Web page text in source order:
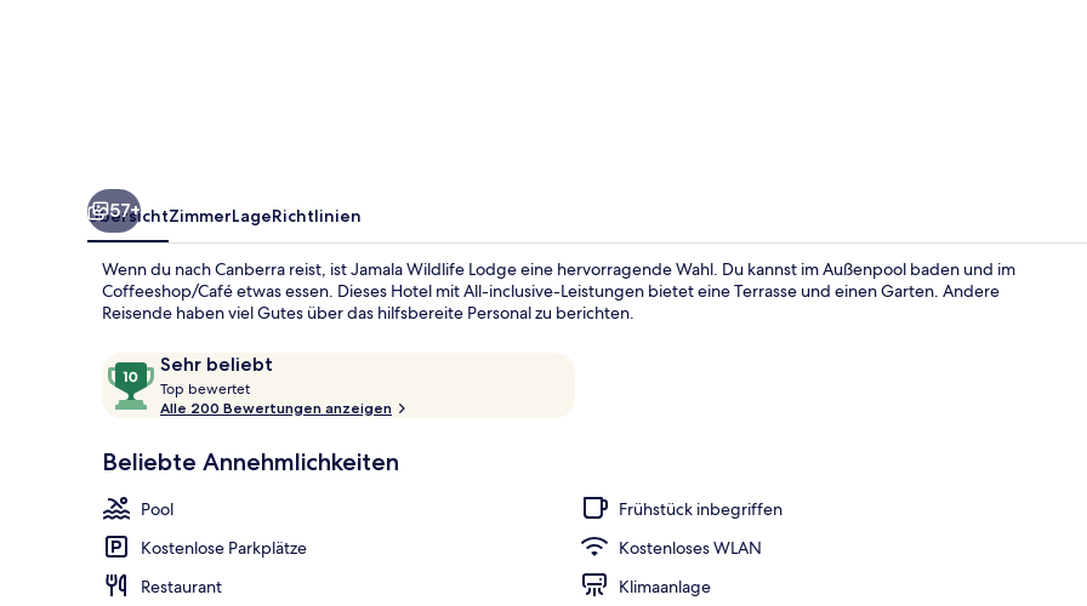
57+
ÜbersichtZimmerLageRichtlinien
Wenn du nach Canberra reist, ist Jamala Wildlife Lodge eine hervorragende Wahl. Du kannst im Außenpool baden und im
Coffeeshop/Café etwas essen. Dieses Hotel mit All-inclusive-Leistungen bietet eine Terrasse und einen Garten. Andere
Reisende haben viel Gutes über das hilfsbereite Personal zu berichten.
Bewertungen
Sehr beliebt
10
von
10,
beliebt
Top bewertet
o
b
e
r
Alle 200 Bewertungen anzeigen
Beliebte Annehmlichkeiten
Pool
Frühstück inbegriffen
Kostenlose Parkplätze
Kostenloses WLAN
Restaurant
Klimaanlage